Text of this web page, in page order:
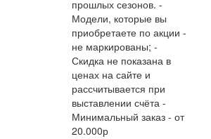
прошлых сезонов. -
Модели, которые вы
приобретаете по акции -
не маркированы; -
Скидка не показана в
ценах на сайте и
рассчитывается при
выставлении счёта -
Минимальный заказ - от
20.000р